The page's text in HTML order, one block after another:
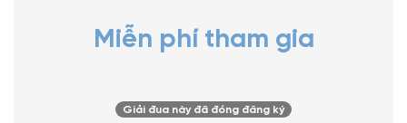
Miễn phí tham gia
Giải đua này đã đóng đăng ký